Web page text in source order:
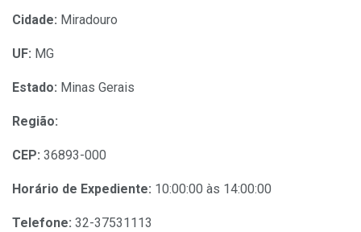
Cidade: Miradouro
UF: MG
Estado: Minas Gerais
Região:
CEP: 36893-000
Horário de Expediente: 10:00:00 às 14:00:00
Telefone: 32-37531113